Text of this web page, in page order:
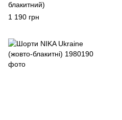
блакитний)
1 190 грн